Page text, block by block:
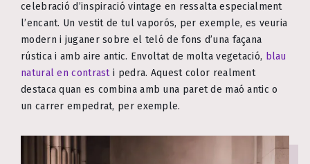
celebració d’inspiració vintage en ressalta especialment
l’encant. Un vestit de tul vaporós, per exemple, es veuria
modern i juganer sobre el teló de fons d’una façana
rústica i amb aire antic. Envoltat de molta vegetació, blau
natural en contrasti pedra. Aquest color realment
destaca quan es combina amb una paret de maó antic o
un carrer empedrat, per exemple.